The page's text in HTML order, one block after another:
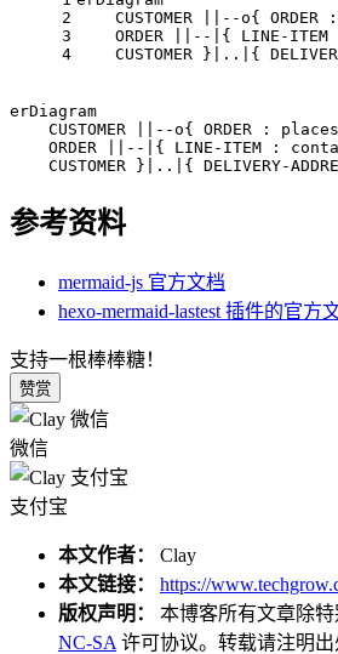
2
3
4
CUSTOMER ||--o{ ORDER
ORDER ||--|{ LINE-ITEM
CUSTOMER }|..|{
erDiagram
    CUSTOMER ||--o{ ORDER : places
ORDER ||--|{ LINE-ITEM :
CUSTOMER }|..|{ DELIVERY-
参考资料
mermaid-js 官方文档
hexo-mermaid-lastest 插件的官方
支持一根棒棒糖！
赞赏
微信
支付宝
本文作者：
Clay
本文链接：
https://
版权声明：
本博客所有文章除
NC-SA 许可协议。转载请注明出